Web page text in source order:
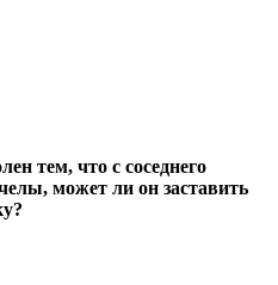
тем, что с соседнего
может ли он заставить